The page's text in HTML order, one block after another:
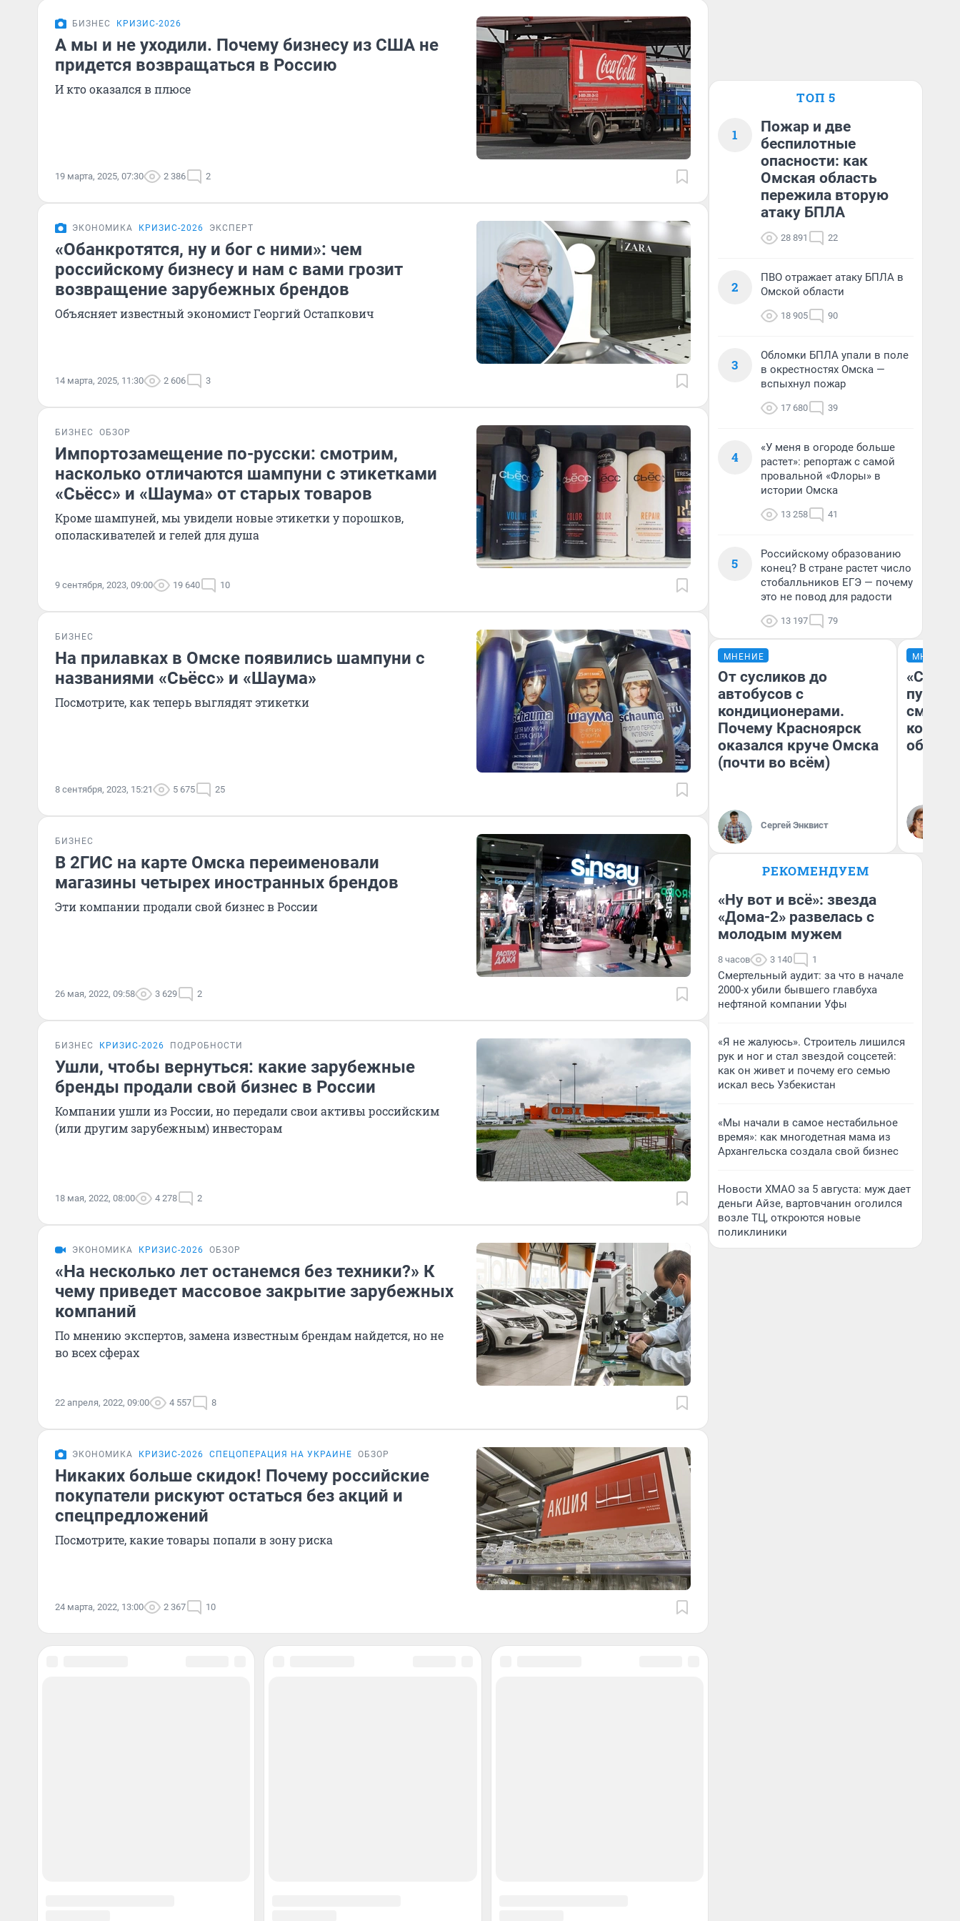
БИЗНЕС КРИЗИС-2026
А мы и не уходили. Почему бизнесу из США не
придется возвращаться в Россию
И кто оказался в плюсе
19 марта, 2025, 07:30 2 386 2
ЭКОНОМИКА КРИЗИС-2026 ЭКСПЕРТ
«Обанкротятся, ну и бог с ними»: чем
российскому бизнесу и нам с вами грозит
возвращение зарубежных брендов
Объясняет известный экономист Георгий Остапкович
14 марта, 2025, 11:30 2 606 3
БИЗНЕС ОБЗОР
Импортозамещение по-русски: смотрим,
насколько отличаются шампуни с этикетками
«Сьёсс» и «Шаума» от старых товаров
Кроме шампуней, мы увидели новые этикетки у порошков,
ополаскивателей и гелей для душа
9 сентября, 2023, 09:00 19 640 10
БИЗНЕС
На прилавках в Омске появились шампуни с
названиями «Сьёсс» и «Шаума»
Посмотрите, как теперь выглядят этикетки
8 сентября, 2023, 15:21 5 675 25
БИЗНЕС
В 2ГИС на карте Омска переименовали
магазины четырех иностранных брендов
Эти компании продали свой бизнес в России
26 мая, 2022, 09:58 3 629 2
БИЗНЕС КРИЗИС-2026 ПОДРОБНОСТИ
Ушли, чтобы вернуться: какие зарубежные
бренды продали свой бизнес в России
Компании ушли из России, но передали свои активы российским
(или другим зарубежным) инвесторам
18 мая, 2022, 08:00 4 278 2
ЭКОНОМИКА КРИЗИС-2026 ОБЗОР
«На несколько лет останемся без техники?» К
чему приведет массовое закрытие зарубежных
компаний
По мнению экспертов, замена известным брендам найдется, но не
во всех сферах
22 апреля, 2022, 09:00 4 557 8
ЭКОНОМИКА КРИЗИС-2026 СПЕЦОПЕРАЦИЯ НА УКРАИНЕ ОБЗОР
Никаких больше скидок! Почему российские
покупатели рискуют остаться без акций и
спецпредложений
Посмотрите, какие товары попали в зону риска
24 марта, 2022, 13:00 2 367 10
ТОП 5
1
Пожар и две
беспилотные
опасности: как
Омская область
пережила вторую
атаку БПЛА
28 891 22
2
ПВО отражает атаку БПЛА в
Омской области
18 905 90
3
Обломки БПЛА упали в поле
в окрестностях Омска —
вспыхнул пожар
17 680 39
4
«У меня в огороде больше
растет»: репортаж с самой
провальной «Флоры» в
истории Омска
13 258 41
5
Российскому образованию
конец? В стране растет число
стобалльников ЕГЭ — почему
это не повод для радости
13 197 79
МНЕНИЕ
От сусликов до
автобусов с
кондиционерами.
Почему Красноярск
оказался круче Омска
(почти во всём)
Сергей Энквист
МНЕНИЕ
РЕКОМЕНДУЕМ
«Ну вот и всё»: звезда
«Дома-2» развелась с
молодым мужем
8 часов 3 140 1
Смертельный аудит: за что в начале
2000-х убили бывшего главбуха
нефтяной компании Уфы
«Я не жалуюсь». Строитель лишился
рук и ног и стал звездой соцсетей:
как он живет и почему его семью
искал весь Узбекистан
«Мы начали в самое нестабильное
время»: как многодетная мама из
Архангельска создала свой бизнес
Новости ХМАО за 5 августа: муж дает
деньги Айзе, вартовчанин оголился
возле ТЦ, откроются новые
поликлиники